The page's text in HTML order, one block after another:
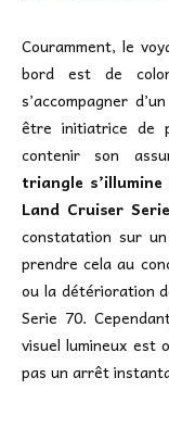
Couramment, le
bord est de
s’accompagner
être initiatrice de
contenir son
triangle
Land Cruiser
constatation sur
prendre cela au
ou la détérioration
Serie 70.
visuel lumineux est
pas un arrêt